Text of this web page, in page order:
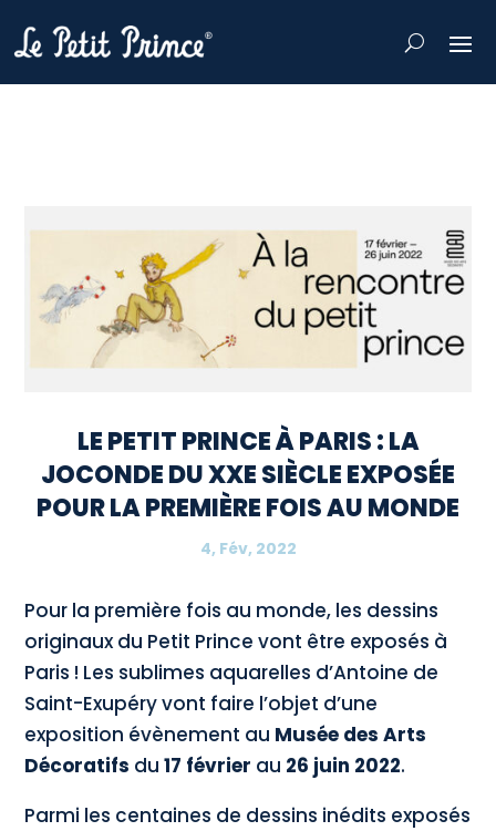
LE PETIT PRINCE À PARIS : LA
JOCONDE DU XXE SIÈCLE EXPOSÉE
POUR LA PREMIÈRE FOIS AU MONDE
4, Fév, 2022
Pour la première fois au monde, les dessins
originaux du Petit Prince vont être exposés à
Paris ! Les sublimes aquarelles d’Antoine de
Saint-Exupéry vont faire l’objet d’une
exposition évènement au Musée des Arts
Décoratifs du17 février au 26 juin 2022.
Parmi les centaines de dessins inédits exposés